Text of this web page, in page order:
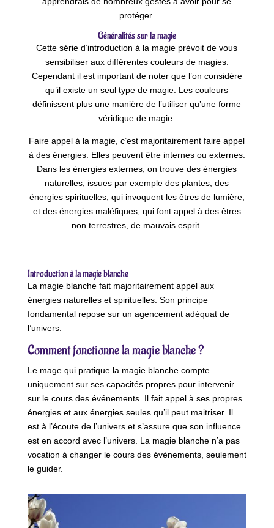
protéger.
Généralités sur la magie
Cette série d’introduction à la magie prévoit de vous
sensibiliser aux différentes couleurs de magies.
Cependant il est important de noter que l’on considère
qu’il existe un seul type de magie. Les couleurs
définissent plus une manière de l’utiliser qu’une forme
véridique de magie.
Faire appel à la magie, c’est majoritairement faire appel
à des énergies. Elles peuvent être internes ou externes.
Dans les énergies externes, on trouve des énergies
naturelles, issues par exemple des plantes, des
énergies spirituelles, qui invoquent les êtres de lumière,
et des énergies maléfiques, qui font appel à des êtres
non terrestres, de mauvais esprit.
Introduction à la magie blanche
La magie blanche fait majoritairement appel aux
énergies naturelles et spirituelles. Son principe
fondamental repose sur un agencement adéquat de
l’univers.
Comment fonctionne la magie blanche ?
Le mage qui pratique la magie blanche compte
uniquement sur ses capacités propres pour intervenir
sur le cours des événements. Il fait appel à ses propres
énergies et aux énergies seules qu’il peut maitriser. Il
est à l’écoute de l’univers et s’assure que son influence
est en accord avec l’univers. La magie blanche n’a pas
vocation à changer le cours des événements, seulement
le guider.